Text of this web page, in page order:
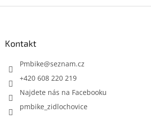
Kontakt
Pmbike@seznam.cz
+420 608 220 219
Najdete nás na Facebooku
pmbike_zidlochovice